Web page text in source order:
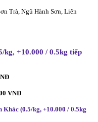
Trà, Ngũ Hành Sơn, Liên
kg, +10.000 / 0.5kg tiếp
VNĐ
(0.5/kg, +10.000 / 0.5kg